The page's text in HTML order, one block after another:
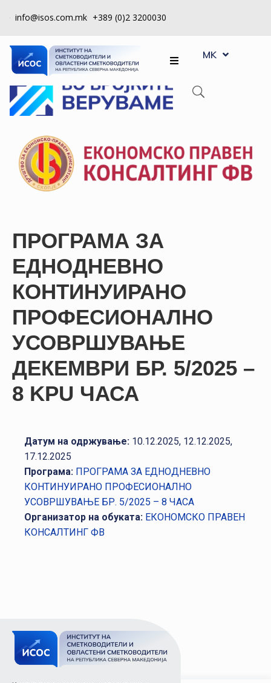
info@isos.com.mk +389 (0)2 3200030
ЗА
НАС
РЕГИСТРИ
КОНТРОЛА
НА
КВАЛИТЕТ
СТАНАМ
ЧЛЕН
НАСТАНИ
ЗА
ЧЛЕНОВИ
АЖУРИРАЈ
ПОДАТОЦИ
MK
SQ
ПРОГРАМА ЗА
ЕДНОДНЕВНО
КОНТИНУИРАНО
ПРОФЕСИОНАЛНО
УСОВРШУВАЊЕ
ДЕКЕМВРИ БР. 5/2025 –
8 KPU ЧАСА
Датум на одржување: 10.12.2025, 12.12.2025,
17.12.2025
Програма: ПРОГРАМА ЗА ЕДНОДНЕВНО
КОНТИНУИРАНО ПРОФЕСИОНАЛНО
УСОВРШУВАЊЕ БР. 5/2025 – 8 ЧАСА
Организатор на обуката: ЕКОНОМСКО ПРАВЕН
КОНСАЛТИНГ ФВ